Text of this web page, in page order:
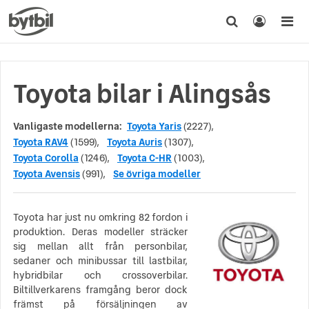
Toyota bilar i Alingsås
Vanligaste modellerna: Toyota Yaris(2227),
Toyota RAV4 (1599), Toyota Auris(1307),
Toyota Corolla (1246), Toyota C-HR(1003),
Toyota Avensis(991), Se övriga modeller
Toyota har just nu omkring 82 fordon i
produktion. Deras modeller sträcker
sig mellan allt från personbilar,
sedaner och minibussar till lastbilar,
hybridbilar och crossoverbilar.
Biltillverkarens framgång beror dock
främst på försäljningen av